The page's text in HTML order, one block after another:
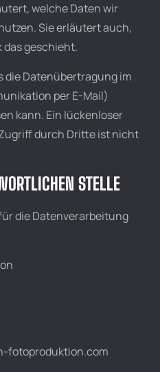
welche Daten wir
Sie erläutert auch,
das geschieht.
die Datenübertragung im
per E-Mail)
kann. Ein lückenloser
durch Dritte ist nicht
STELLE
die Datenverarbeitung
fotoproduktion.com